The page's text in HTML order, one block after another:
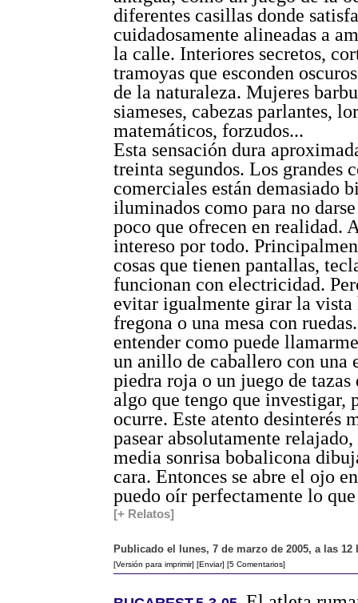
diferentes casillas donde
cuidadosamente alineadas a
la calle. Interiores secretos,
tramoyas que esconden
de la naturaleza. Mujeres
siameses, cabezas parlantes,
matemáticos, forzudos...
Esta sensación dura
treinta segundos. Los grandes
comerciales están demasiado
iluminados como para no
poco que ofrecen en realidad.
intereso por todo.
cosas que tienen pantallas,
funcionan con electricidad.
evitar igualmente girar la vista
fregona o una mesa con
entender como puede
un anillo de caballero con una
piedra roja o un juego de tazas
algo que tengo que investigar,
ocurre. Este atento desinterés
pasear absolutamente
media sonrisa bobalicona
cara. Entonces se abre el ojo
puedo oír perfectamente lo
[+ Relatos]
Publicado el lunes, 7 de marzo de 2005, a las
[Versión para imprimir] [Enviar] [5 Comentarios]